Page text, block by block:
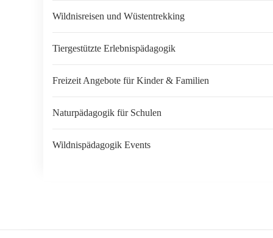
Wildnisreisen und Wüstentrekking
Tiergestützte Erlebnispädagogik
Freizeit Angebote für Kinder & Familien
Naturpädagogik für Schulen
Wildnispädagogik Events